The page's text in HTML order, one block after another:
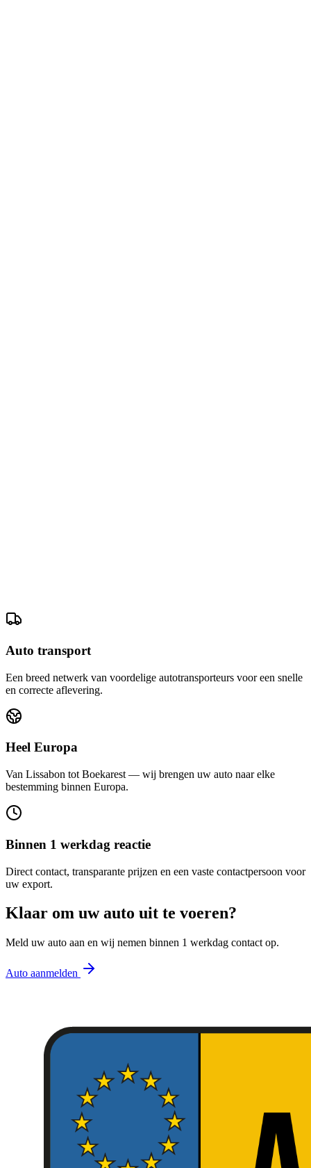
Auto transport
Een breed netwerk van voordelige autotransporteurs voor een snelle
en correcte aflevering.
Heel Europa
Van Lissabon tot Boekarest — wij brengen uw auto naar elke
bestemming binnen Europa.
Binnen 1 werkdag reactie
Direct contact, transparante prijzen en een vaste contactpersoon voor
uw export.
Klaar om uw auto uit te voeren?
Meld uw auto aan en wij nemen binnen 1 werkdag contact op.
Auto aanmelden